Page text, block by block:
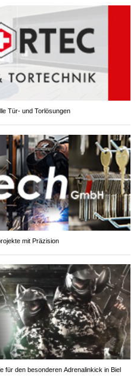
Tür- und Torlösungen
mit Präzision
für den besonderen Adrenalinkick in Biel